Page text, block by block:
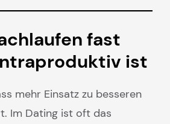
fast
ist
mehr Einsatz zu besseren
Im Dating ist oft das